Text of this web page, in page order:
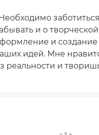
и о
и создание
идей. Мне
реальности и